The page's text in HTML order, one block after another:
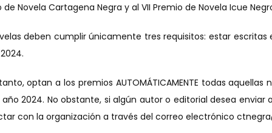
de Novela Cartagena Negra y al VII Premio de Novela Icue
deben cumplir únicamente tres requisitos: estar
optan a los premios AUTOMÁTICAMENTE todas
2024. No obstante, si algún autor o editorial desea
con la organización a través del correo electrónico